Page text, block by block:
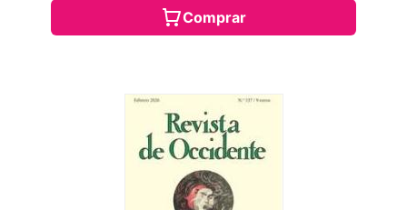
Comprar